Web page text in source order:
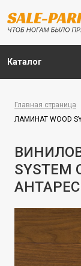
Каталог
Главная страница
ЛАМИНАТ WOOD
АНТАРЕС